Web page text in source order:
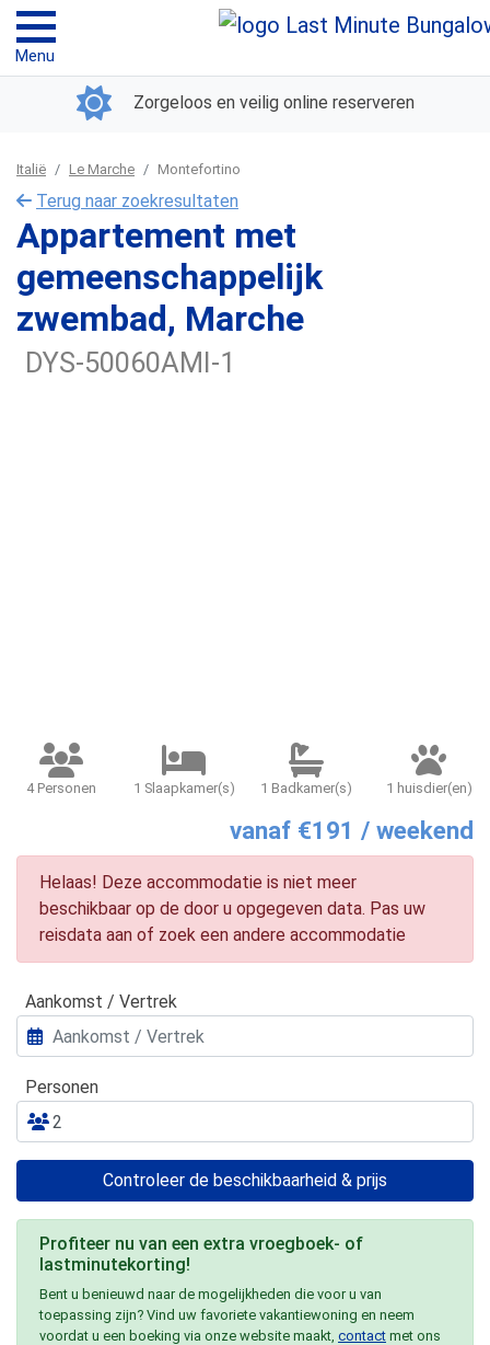
Menu
Zorgeloos en veilig online reserveren
Italië Le Marche Montefortino
Terug naar zoekresultaten
Appartement met
gemeenschappelijk
zwembad, Marche
DYS-50060AMI-1
4 Personen 1 Slaapkamer(s) 1 Badkamer(s) 1 huisdier(en)
vanaf €191 / weekend
Helaas! Deze accommodatie is niet meer
beschikbaar op de door u opgegeven data. Pas uw
reisdata aan of zoek een andere accommodatie
Aankomst / Vertrek
Personen
Controleer de beschikbaarheid & prijs
Profiteer nu van een extra vroegboek- of
lastminutekorting!
Bent u benieuwd naar de mogelijkheden die voor u van
toepassing zijn? Vind uw favoriete vakantiewoning en neem
voordat u een boeking via onze website maakt, contact met ons